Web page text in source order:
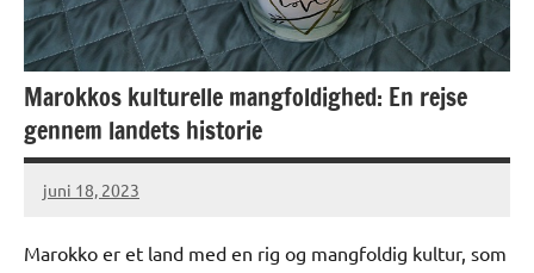
Marokkos kulturelle mangfoldighed: En rejse
gennem landets historie
juni 18, 2023
Marokko er et land med en rig og mangfoldig kultur, som